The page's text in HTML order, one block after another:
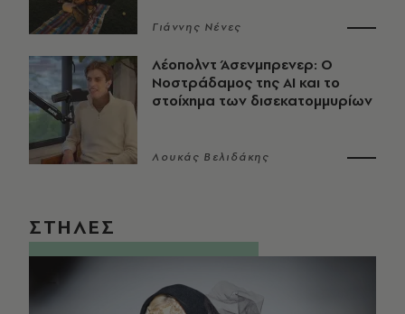
Γιάννης Νένες
Λέοπολντ Άσενμπρενερ: Ο
Νοστράδαμος της AI και το
στοίχημα των δισεκατομμυρίων
Λουκάς Βελιδάκης
ΣΤΗΛΕΣ